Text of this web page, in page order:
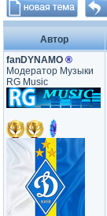
Автор
fanDYNAMO ®
Модератор Музыки
RG Music